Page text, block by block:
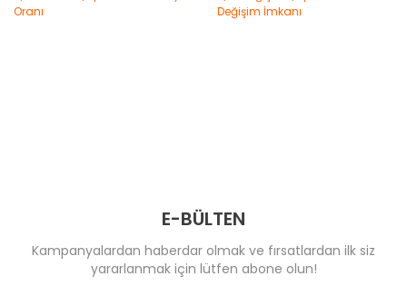
E-BÜLTEN
Kampanyalardan haberdar olmak ve fırsatlardan ilk siz
yararlanmak için lütfen abone olun!